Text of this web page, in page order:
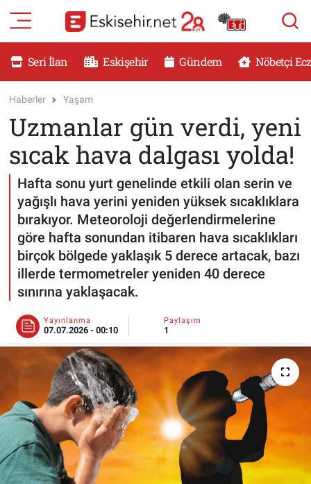
Seri İlan Eskişehir Gündem Nöbetçi
Haberler Yaşam
Uzmanlar gün verdi, yeni
sıcak hava dalgası yolda!
Hafta sonu yurt genelinde etkili olan serin ve
yağışlı hava yerini yeniden yüksek sıcaklıklara
bırakıyor. Meteoroloji değerlendirmelerine
göre hafta sonundan itibaren hava sıcaklıkları
birçok bölgede yaklaşık 5 derece artacak, bazı
illerde termometreler yeniden 40 derece
sınırına yaklaşacak.
Yayınlanma
07.07.2026 - 00:10
Paylaşım
1
RESMİ İLANLAR
DÜNYA
SAĞLIK
MAGAZİN
KADIN
TEKNOLOJİ
YEMEK
ESKİŞEHİR NÖBETÇİ ECZANELER
Eskişehir Haber İçerikleri
Eskişehir Hava Durumu
Eskişehir Tramvay Saatleri
Eskişehir Otobüs Saatleri
Eskişehir Nöbetçi Eczaneler
Eskişehir Namaz Vakitleri
Eskişehir Trafik Yoğunluk Haritası
Süper Lig Puan Durumu ve Fikstür
Tüm Manşetler
Son Dakika Haberleri
Haber Arşivi